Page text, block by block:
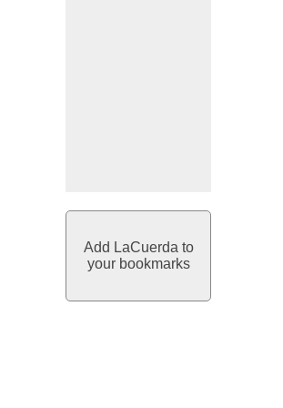
Add LaCuerda to
your bookmarks